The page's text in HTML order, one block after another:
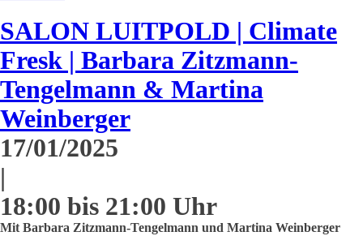
SALON LUITPOLD | Climate
Fresk | Barbara Zitzmann-
Tengelmann & Martina
Weinberger
17/01/2025
|
18:00 bis 21:00 Uhr
Mit Barbara Zitzmann-Tengelmann und Martina Weinberger